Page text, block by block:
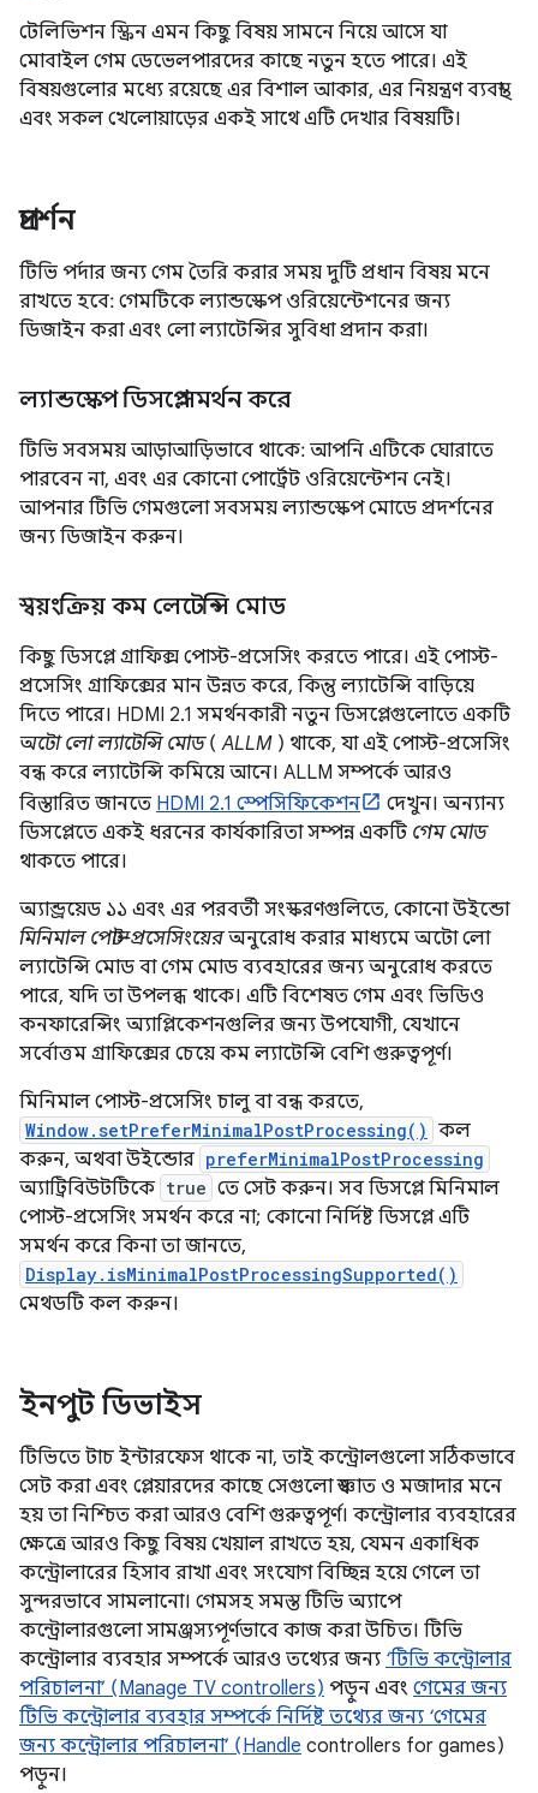
টেলিভিশন স্ক্রিন এমন কিছু বিষয় সামনে নিয়ে আসে যা
মোবাইল গেম ডেভেলপারদের কাছে নতুন হতে পারে। এই
বিষয়গুলোর মধ্যে রয়েছে এর বিশাল আকার, এর নিয়ন্ত্রণ ব্যবস্থা
এবং সকল খেলোয়াড়ের একই সাথে এটি দেখার বিষয়টি।
প্রদর্শন
টিভি পর্দার জন্য গেম তৈরি করার সময় দুটি প্রধান বিষয় মনে
রাখতে হবে: গেমটিকে ল্যান্ডস্কেপ ওরিয়েন্টেশনের জন্য
ডিজাইন করা এবং লো ল্যাটেন্সির সুবিধা প্রদান করা।
ল্যান্ডস্কেপ ডিসপ্লে সমর্থন করে
টিভি সবসময় আড়াআড়িভাবে থাকে: আপনি এটিকে ঘোরাতে
পারবেন না, এবং এর কোনো পোর্ট্রেট ওরিয়েন্টেশন নেই।
আপনার টিভি গেমগুলো সবসময় ল্যান্ডস্কেপ মোডে প্রদর্শনের
জন্য ডিজাইন করুন।
স্বয়ংক্রিয় কম লেটেন্সি মোড
কিছু ডিসপ্লে গ্রাফিক্স পোস্ট-প্রসেসিং করতে পারে। এই পোস্ট-
প্রসেসিং গ্রাফিক্সের মান উন্নত করে, কিন্তু ল্যাটেন্সি বাড়িয়ে
দিতে পারে। HDMI 2.1 সমর্থনকারী নতুন ডিসপ্লেগুলোতে একটি
অটো লো ল্যাটেন্সি মোড(ALLM) থাকে, যা এই পোস্ট-প্রসেসিং
বন্ধ করে ল্যাটেন্সি কমিয়ে আনে। ALLM সম্পর্কে আরও
বিস্তারিত জানতে HDMI 2.1 স্পেসিফিকেশন
দেখুন। অন্যান্য
ডিসপ্লেতে একই ধরনের কার্যকারিতা সম্পন্ন একটি গেম মোড
থাকতে পারে।
অ্যান্ড্রয়েড ১১ এবং এর পরবর্তী সংস্করণগুলিতে, কোনো উইন্ডো
মিনিমাল পোস্ট-প্রসেসিংয়েরঅনুরোধ করার মাধ্যমে অটো লো
ল্যাটেন্সি মোড বা গেম মোড ব্যবহারের জন্য অনুরোধ করতে
পারে, যদি তা উপলব্ধ থাকে। এটি বিশেষত গেম এবং ভিডিও
কনফারেন্সিং অ্যাপ্লিকেশনগুলির জন্য উপযোগী, যেখানে
সর্বোত্তম গ্রাফিক্সের চেয়ে কম ল্যাটেন্সি বেশি গুরুত্বপূর্ণ।
মিনিমাল পোস্ট-প্রসেসিং চালু বা বন্ধ করতে,
Window.setPreferMinimalPostProcessing() কল
করুন, অথবা উইন্ডোর preferMinimalPostProcessing
অ্যাট্রিবিউটটিকে true তে সেট করুন। সব ডিসপ্লে মিনিমাল
পোস্ট-প্রসেসিং সমর্থন করে না; কোনো নির্দিষ্ট ডিসপ্লে এটি
সমর্থন করে কিনা তা জানতে,
Display.isMinimalPostProcessingSupported()
মেথডটি কল করুন।
ইনপুট ডিভাইস
টিভিতে টাচ ইন্টারফেস থাকে না, তাই কন্ট্রোলগুলো সঠিকভাবে
সেট করা এবং প্লেয়ারদের কাছে সেগুলো স্বজ্ঞাত ও মজাদার মনে
হয় তা নিশ্চিত করা আরও বেশি গুরুত্বপূর্ণ। কন্ট্রোলার ব্যবহারের
ক্ষেত্রে আরও কিছু বিষয় খেয়াল রাখতে হয়, যেমন একাধিক
কন্ট্রোলারের হিসাব রাখা এবং সংযোগ বিচ্ছিন্ন হয়ে গেলে তা
সুন্দরভাবে সামলানো। গেমসহ সমস্ত টিভি অ্যাপে
কন্ট্রোলারগুলো সামঞ্জস্যপূর্ণভাবে কাজ করা উচিত। টিভি
কন্ট্রোলার ব্যবহার সম্পর্কে আরও তথ্যের জন্য ‘টিভি কন্ট্রোলার
পরিচালনা’ (Manage TV controllers) পড়ুন এবং গেমের জন্য
টিভি কন্ট্রোলার ব্যবহার সম্পর্কে নির্দিষ্ট তথ্যের জন্য ‘গেমের
জন্য কন্ট্রোলার পরিচালনা’ (Handle controllers for games)
পড়ুন।